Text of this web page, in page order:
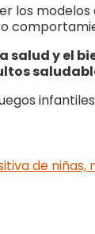
los
y el
de niñas,